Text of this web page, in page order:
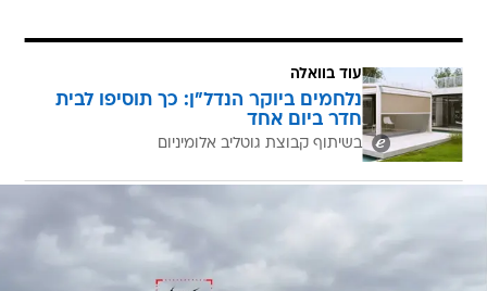
עוד בוואלה
נלחמים ביוקר הנדל"ן: כך תוסיפו לבית
חדר ביום אחד
בשיתוף קבוצת גוטליב אלומיניום